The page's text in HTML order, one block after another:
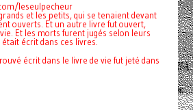
leseulpecheur
et les petits, qui se tenaient devant
ouverts. Et un autre livre fut ouvert,
Et les morts furent jugés selon leurs
écrit dans ces livres.
écrit dans le livre de vie fut jeté dans